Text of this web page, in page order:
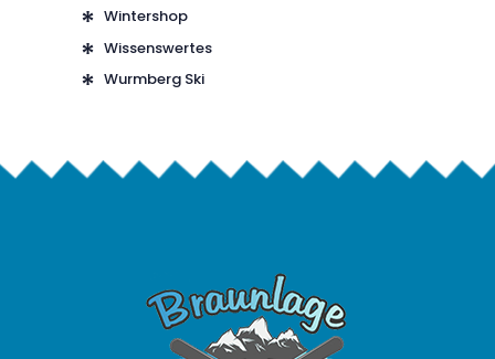
Wintershop
Wissenswertes
Wurmberg Ski